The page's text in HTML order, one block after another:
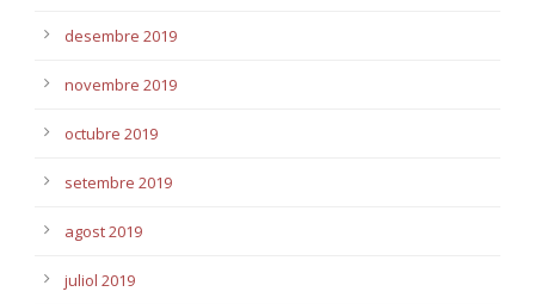
desembre 2019
novembre 2019
octubre 2019
setembre 2019
agost 2019
juliol 2019